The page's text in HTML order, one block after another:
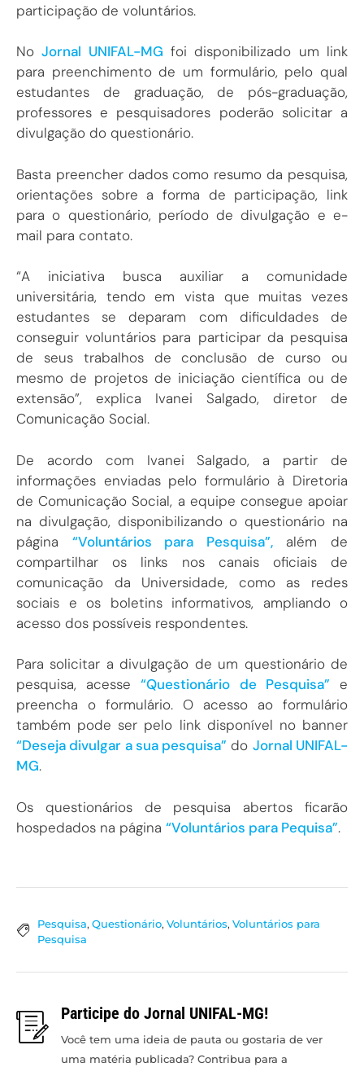
participação de voluntários.
NoJornal UNIFAL-MG foi disponibilizado um link
para preenchimento de um formulário, pelo qual
estudantes de graduação, de pós-graduação,
professores e pesquisadores poderão solicitar a
divulgação do questionário.
Basta preencher dados como resumo da pesquisa,
orientações sobre a forma de participação, link
para o questionário, período de divulgação e e-
mail para contato.
“A iniciativa busca auxiliar a comunidade
universitária, tendo em vista que muitas vezes
estudantes se deparam com dificuldades de
conseguir voluntários para participar da pesquisa
de seus trabalhos de conclusão de curso ou
mesmo de projetos de iniciação científica ou de
extensão”, explica Ivanei Salgado, diretor de
Comunicação Social.
De acordo com Ivanei Salgado, a partir de
informações enviadas pelo formulário à Diretoria
de Comunicação Social, a equipe consegue apoiar
na divulgação, disponibilizando o questionário na
página “Voluntários para Pesquisa”,além de
compartilhar os links nos canais oficiais de
comunicação da Universidade, como as redes
sociais e os boletins informativos, ampliando o
acesso dos possíveis respondentes.
Para solicitar a divulgação de um questionário de
pesquisa, acesse“Questionário de Pesquisa” e
preencha o formulário. O acesso ao formulário
também pode ser pelo link disponível no banner
“Deseja divulgar a sua pesquisa” do Jornal UNIFAL-
MG.
Os questionários de pesquisa abertos ficarão
hospedados na página “Voluntários para Pequisa”.
Pesquisa, Questionário, Voluntários, Voluntários para
Pesquisa
Participe do Jornal UNIFAL-MG!
Você tem uma ideia de pauta ou gostaria de ver
uma matéria publicada? Contribua para a